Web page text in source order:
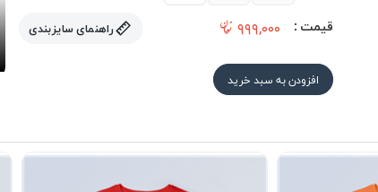
قیمت : ۹۹۹,۰۰۰ راهنمای سایزبندی
افزودن به سبد خرید